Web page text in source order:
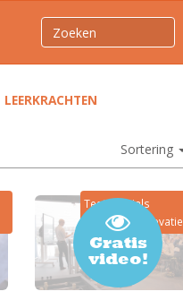
LEERKRACHTEN
Sortering
Testimonials
Onderwijsinnovatie
Gratis
video!